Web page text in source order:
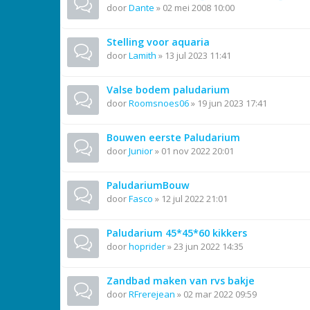
doorDante » 02 mei 2008 10:00
Stelling voor aquaria
doorLamith » 13 jul 2023 11:41
Valse bodem paludarium
doorRoomsnoes06» 19 jun 2023 17:41
Bouwen eerste Paludarium
doorJunior» 01 nov 2022 20:01
PaludariumBouw
doorFasco » 12 jul 2022 21:01
Paludarium 45*45*60 kikkers
doorhoprider»23 jun 2022 14:35
Zandbad maken van rvs bakje
doorRFrerejean » 02 mar 2022 09:59